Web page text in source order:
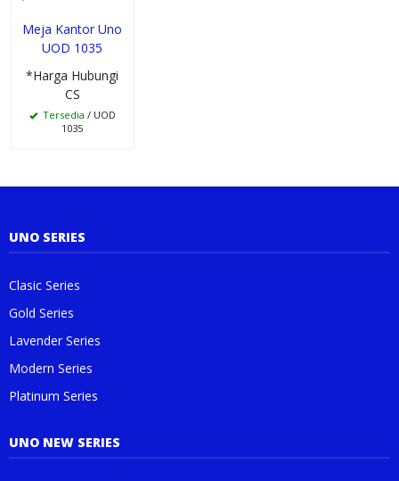
Meja Kantor Uno
UOD 1035
*Harga Hubungi
CS
Tersedia / UOD
1035
UNO SERIES
Clasic Series
Gold Series
Lavender Series
Modern Series
Platinum Series
UNO NEW SERIES